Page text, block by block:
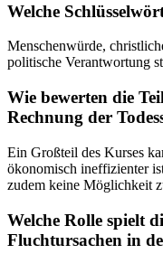
Welche
Menschenwürde,
politische Verantwortung
Wie bewerten die
Rechnung der
Ein Großteil des Kurses
ökonomisch ineffizienter
zudem keine Möglichkeit
Welche Rolle spielt
Fluchtursachen in